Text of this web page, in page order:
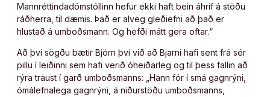
Mannréttindadómstóllinn hefur ekki haft bein áhrif á stöðu
ráðherra, til dæmis. Það er alveg gleðiefni að það er
hlustað á umboðsmann. Og hefði mátt gera oftar.“
Að því sögðu bætir Björn því við að Bjarni hafi sent frá sér
pillu í leiðinni sem hafi verið óheiðarleg og til þess fallin að
rýra traust í garð umboðsmanns: „Hann fór í smá gagnrýni,
ómálefnalega gagnrýni, á niðurstöðu umboðsmanns,